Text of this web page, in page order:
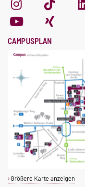
CAMPUSPLAN
Größere Karte anzeigen